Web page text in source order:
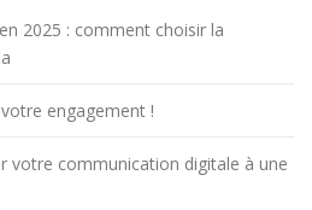
2025 : comment choisir la
engagement !
votre communication digitale à une